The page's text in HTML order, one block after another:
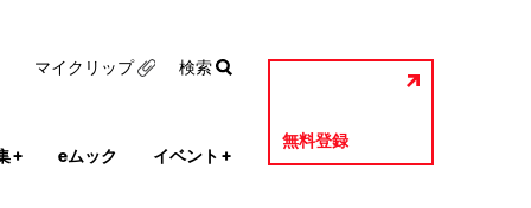
+ eムック イベント +
無料登録
マイクリップ 検索